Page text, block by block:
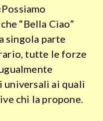
“Bella Ciao”
singola parte
tutte le forze
ai quali
chi la propone.